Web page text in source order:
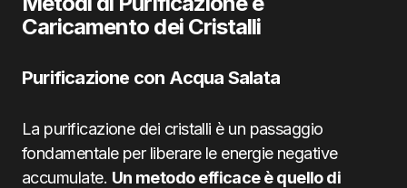
Caricamento dei Cristalli
Purificazione con Acqua Salata
La purificazione dei cristalli è un passaggio
fondamentale per liberare le energie negative
accumulate. Un metodo efficace è quello di